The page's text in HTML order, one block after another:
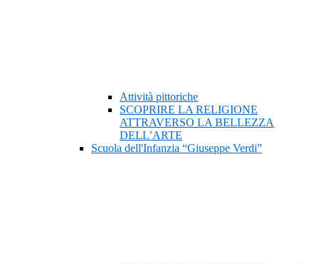
Attività pittoriche
SCOPRIRE LA RELIGIONE
ATTRAVERSO LA BELLEZZA
DELL’ARTE
Scuola dell'Infanzia “Giuseppe Verdi”